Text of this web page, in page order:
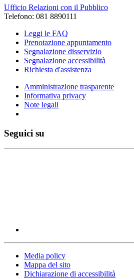
Ufficio Relazioni con il Pubblico
Telefono: 081 8890111
Leggi le FAQ
Prenotazione appuntamento
Segnalazione disservizio
Segnalazione accessibilità
Richiesta d'assistenza
Amministrazione trasparente
Informativa privacy
Note legali
Seguici su
Media policy
Mappa del sito
Dichiarazione di accessibilità